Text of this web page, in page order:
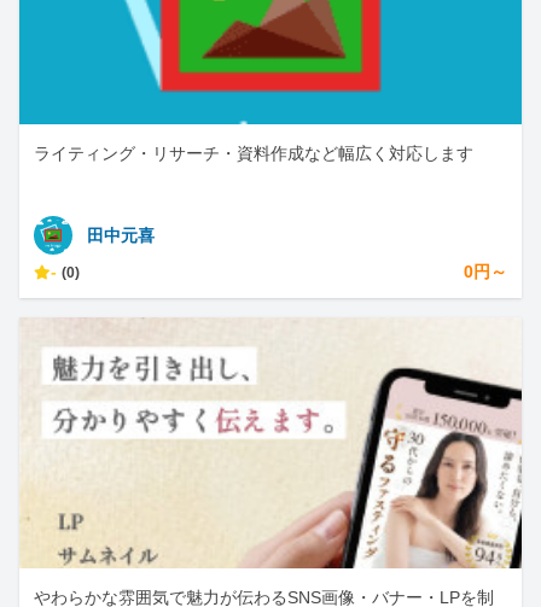
ライティング・リサーチ・資料作成など幅広く対応します
田中元喜
- (0) 0円～
やわらかな雰囲気で魅力が伝わるSNS画像・バナー・LPを制